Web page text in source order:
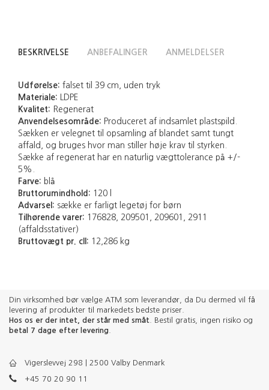
BESKRIVELSE ANBEFALINGER ANMELDELSER
Udførelse: falset til 39 cm, uden tryk
Materiale: LDPE
Kvalitet: Regenerat
Anvendelsesområde: Produceret af indsamlet plastspild.
Sækken er velegnet til opsamling af blandet samt tungt
affald, og bruges hvor man stiller høje krav til styrken.
Sække af regenerat har en naturlig vægttolerance på +/-
5%.
Farve: blå
Bruttorumindhold: 120 l
Advarsel: sække er farligt legetøj for børn
Tilhørende varer: 176828, 209501, 209601, 2911
(affaldsstativer)
Bruttovægt pr. cll: 12,286 kg
Din virksomhed bør vælge ATM som leverandør, da Du dermed vil få
levering af produkter til markedets bedste priser.
Hos os er der intet, der står med småt . Bestil gratis, ingen risiko og
betal 7 dage efter levering
Vigerslevvej 298 | 2500 Valby Denmark
+45 70 20 90 11